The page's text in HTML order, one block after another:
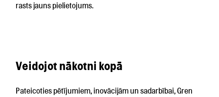
rasts jauns pielietojums.
Veidojot nākotni kopā
Pateicoties pētījumiem, inovācijām un sadarbībai, Gren